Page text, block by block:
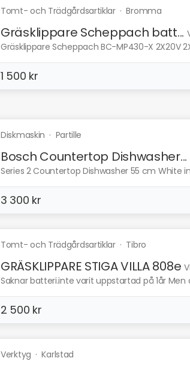
Tomt- och Trädgårdsartiklar·Bromma
Gräsklippare Scheppach batt...
Gräsklippare Scheppach BC-MP430-X 2X20V
1 500 kr
Diskmaskin · Partille
Bosch Countertop Dishwasher...
Series 2 Countertop Dishwasher 55 cm White
3 300 kr
Tomt- och Trädgårdsartiklar· Tibro
GRÄSKLIPPARE STIGA VILLA 808e
Saknar batteri.inte varit uppstartad på 1år Men
2 500 kr
Verktyg ·Karlstad